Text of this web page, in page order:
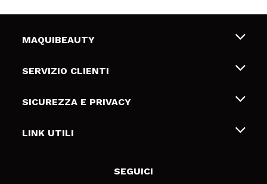
MAQUIBEAUTY
Chi siamo
Gift Cards
SERVIZIO CLIENTI
Spedizioni & Resi
Metodi di pagamamento
SICUREZZA E PRIVACY
Termini e condizioni
LINK UTILI
SEGUICI